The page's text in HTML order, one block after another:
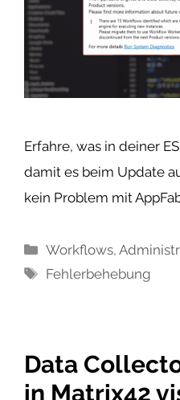
Erfahre, was in deiner
damit es beim Update
kein Problem mit
Kategorien
Workflows,
Schlagwörter
Fehlerbehebung
Data
in Matrix42